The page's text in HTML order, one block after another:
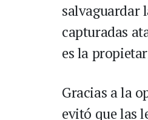
salvaguardar
capturadas
es la
Gracias a la
evitó que las